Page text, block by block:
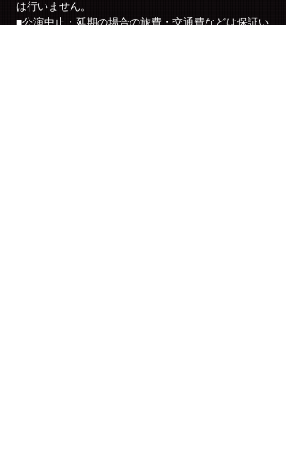
は行いません。
■公演中止・延期の場合の旅費・交通費などは保証い